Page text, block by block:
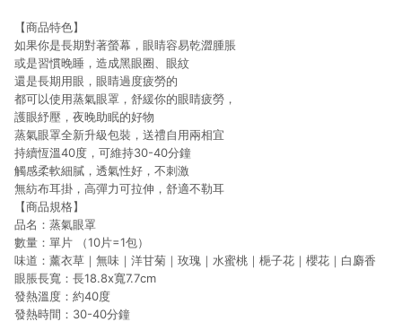
【商品特色】
如果你是長期對著螢幕，眼睛容易乾澀腫脹
或是習慣晚睡，造成黑眼圈、眼紋
還是長期用眼，眼睛過度疲勞的
都可以使用蒸氣眼罩，舒緩你的眼睛疲勞，
護眼紓壓，夜晚助眠的好物
蒸氣眼罩全新升級包裝，送禮自用兩相宜
持續恆溫40度，可維持30-40分鐘
觸感柔軟細膩，透氣性好，不刺激
無紡布耳掛，高彈力可拉伸，舒適不勒耳
【商品規格】
品名：蒸氣眼罩
數量：單片 （10片=1包）
味道：薰衣草｜無味｜洋甘菊｜玫瑰｜水蜜桃｜梔子花｜櫻花｜白麝香
眼脹長寬：長18.8x寬7.7cm
發熱溫度：約40度
發熱時間：30-40分鐘